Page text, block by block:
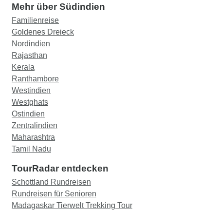
Alleinreisende oder Paare! -Thajavur: Hyders
Park Hotel: Gut. -Madurai Residency: Sehr laut
und heiß, habe nicht geschlafen! -Munnar: Hotel
Las Palmas: Das Hotel lag nicht im "belebten"
Munnar, sondern etwa 10 km entfernt an einer
Landstraße. Das schlechteste Hotel auf der
ganzen Reise, weit weg von allem. Das Bett war
so hart und schlecht, ich konnte die Drähte und
Federn zwischen meinen Rippen spüren, ich
habe die zwei Nächte in diesem Hotel kaum
geschlafen!!! -Periyar (Kumili): Silver Crest: sehr
gut! -Kumarakum: Renai Green Field Hotel:
Ausgezeichnetes Hotel!!! -Cochin: Sealord Hotel:
Hotel liegt in Ernakulam und nicht in Fort Kochi,
dem interessanten historischen Ort. Mit dem Auto
braucht man bis zu einer halben Stunde, mit der
Fähre sind es nur 15 Minuten, aber die Wasser-
Mehr über Südindien
Familienreise
Goldenes Dreieck
Nordindien
Rajasthan
Kerala
Ranthambore
Westindien
Westghats
Ostindien
Zentralindien
Maharashtra
Tamil Nadu
TourRadar entdecken
Schottland Rundreisen
Rundreisen für Senioren
Madagaskar Tierwelt Trekking Tour